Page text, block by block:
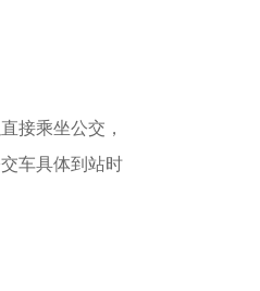
接乘坐公交，
车具体到站时